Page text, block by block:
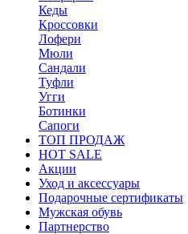
Кеды
Кроссовки
Лофери
Мюли
Сандали
Туфли
Угги
Ботинки
Сапоги
ТОП ПРОДАЖ
HOT SALE
Акции
Уход и аксессуары
Подарочные сертификаты
Мужская обувь
Партнерство